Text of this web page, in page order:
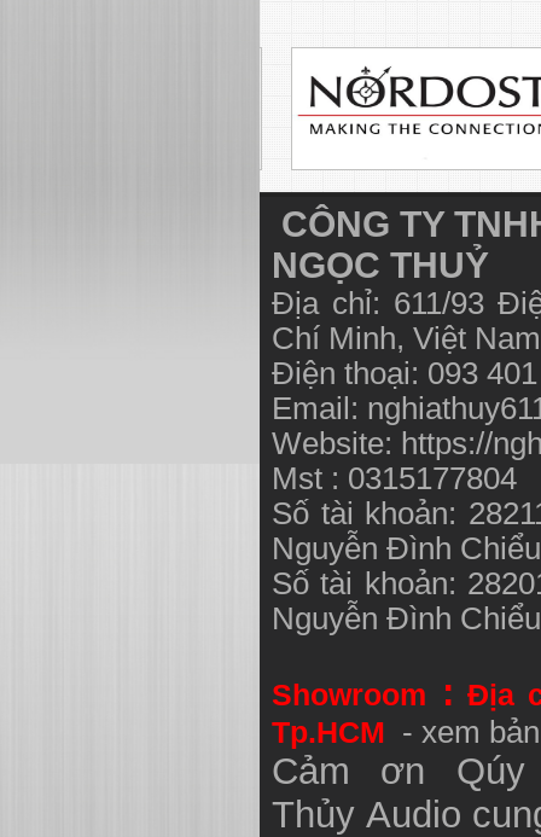
CÔNG TY
NGỌC THUỶ
Địa chỉ: 611/93
Chí Minh, Việt
Điện thoại: 093
Email:
Website: https://
Mst : 0315177804
Số tài khoản:
Nguyễn Đình
Số tài khoản:
Nguyễn Đình
Showroom : Địa
Tp.HCM - xem
Cảm ơn
Thủy Audio